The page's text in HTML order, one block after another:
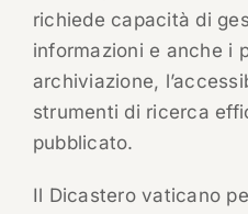
richiede capacità di
informazioni e anche i
archiviazione,
strumenti di ricerca
pubblicato.
Il Dicastero vaticano